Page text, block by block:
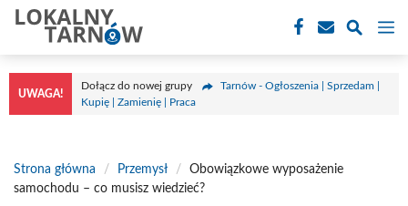
Przejdź
treści
UWAGA!
Dołącz do nowej grupy
Tarnów - Ogłoszenia | Sprzedam |
Kupię | Zamienię | Praca
Strona główna / Przemysł /
Obowiązkowe wyposażenie
samochodu – co musisz wiedzieć?